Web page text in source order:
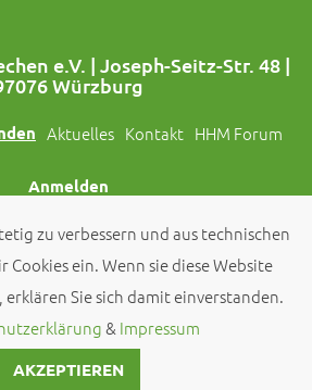
e.V. | Joseph-Seitz-Str. 48 |
Würzburg
Aktuelles Kontakt HHM Forum
Anmelden
auch auf Social Media!
Hundehilfe Mariechen e.V.
zu verbessern und aus technischen
Cookies ein. Wenn sie diese Website
Sie sich damit einverstanden.
& Impressum
AKZEPTIEREN